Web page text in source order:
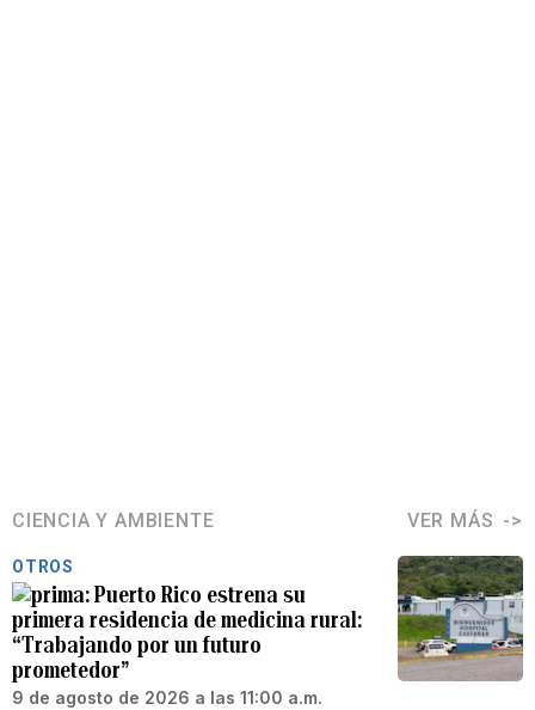
CIENCIA Y AMBIENTE VER MÁS
OTROS
Puerto Rico estrena su
primera residencia de medicina rural:
“Trabajando por un futuro
prometedor”
9 de agosto de 2026 a las 11:00 a.m.